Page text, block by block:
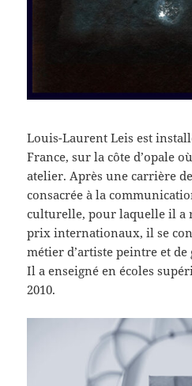
Louis-Laurent Leis est
France, sur la côte d’opale
atelier. Après une carrière
consacrée à la
culturelle, pour laquelle il a
prix internationaux, il se
métier d’artiste peintre et de
Il a enseigné en écoles
2010.